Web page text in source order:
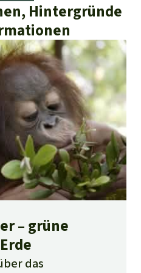
Hintergründe
– grüne
das